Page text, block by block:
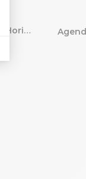
Agenda de bureau All in one Horizons 20S Visuel spiralé Kaa 15 x 21 cm Semainier Janvier à Décembre 2027